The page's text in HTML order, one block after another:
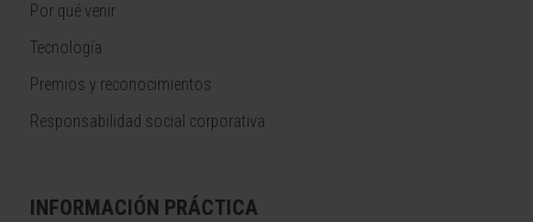
Por qué venir
Tecnología
Premios y reconocimientos
Responsabilidad social corporativa
INFORMACIÓN PRÁCTICA